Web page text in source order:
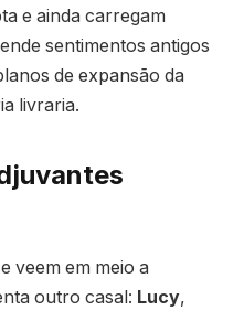
e ainda carregam
sentimentos antigos
de expansão da
livraria.
veem em meio a
outro casal: Lucy,